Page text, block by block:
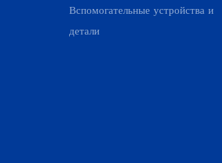
Вспомогательные устройства и
детали